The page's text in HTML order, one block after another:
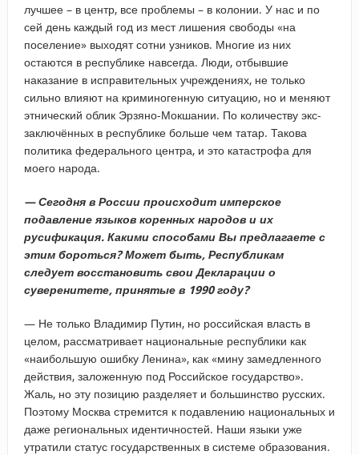
лучшее – в центр, все проблемы – в колонии. У нас и по
сей день каждый год из мест лишения свободы «на
поселение» выходят сотни узников. Многие из них
остаются в республике навсегда. Люди, отбывшие
наказание в исправительных учреждениях, не только
сильно влияют на криминогенную ситуацию, но и меняют
этнический облик Эрзяно-Мокшании. По количеству экс-
заключённых в республике больше чем татар. Такова
политика федерального центра, и это катастрофа для
моего народа.
— Сегодня в России происходит имперское
подавление языков коренных народов и их
русификация. Какими способами Вы предлагаете с
этим бороться? Может быть, Республикам
следует восстановить свои Декларации о
суверенитете, принятые в 1990 году?
— Не только Владимир Путин, но российская власть в
целом, рассматривает национальные республики как
«наибольшую ошибку Ленина», как «мину замедленного
действия, заложенную под Российское государство».
Жаль, но эту позицию разделяет и большинство русских.
Поэтому Москва стремится к подавлению национальных и
даже региональных идентичностей. Наши языки уже
утратили статус государственных в системе образования.